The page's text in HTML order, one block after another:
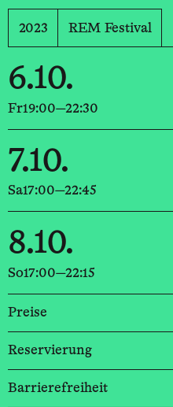
2023 REM Festival
6.10.
Fr19:00—22:30
7.10.
Sa17:00—22:45
8.10.
So17:00—22:15
Preise
Reservierung
Barrierefreiheit